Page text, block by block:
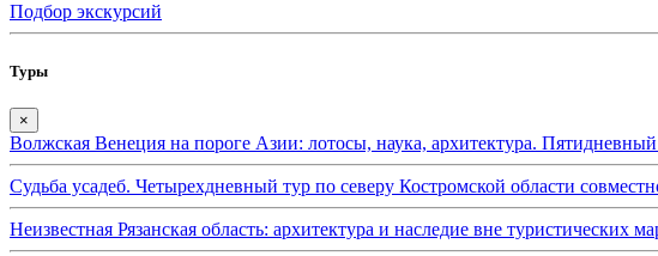
Подбор экскурсий
Туры
×
Волжская Венеция на пороге Азии: лотосы, наука, архитектура.
Судьба усадеб. Четырехдневный тур по северу Костромской области
Неизвестная Рязанская область: архитектура и наследие вне туристических